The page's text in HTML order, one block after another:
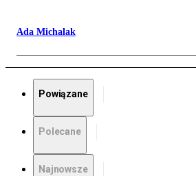
Ada Michalak
Powiązane
Polecane
Najnowsze